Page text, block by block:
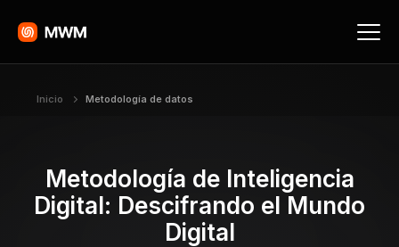
Inicio Metodología de datos
Metodología de Inteligencia
Digital: Descifrando el Mundo
Digital